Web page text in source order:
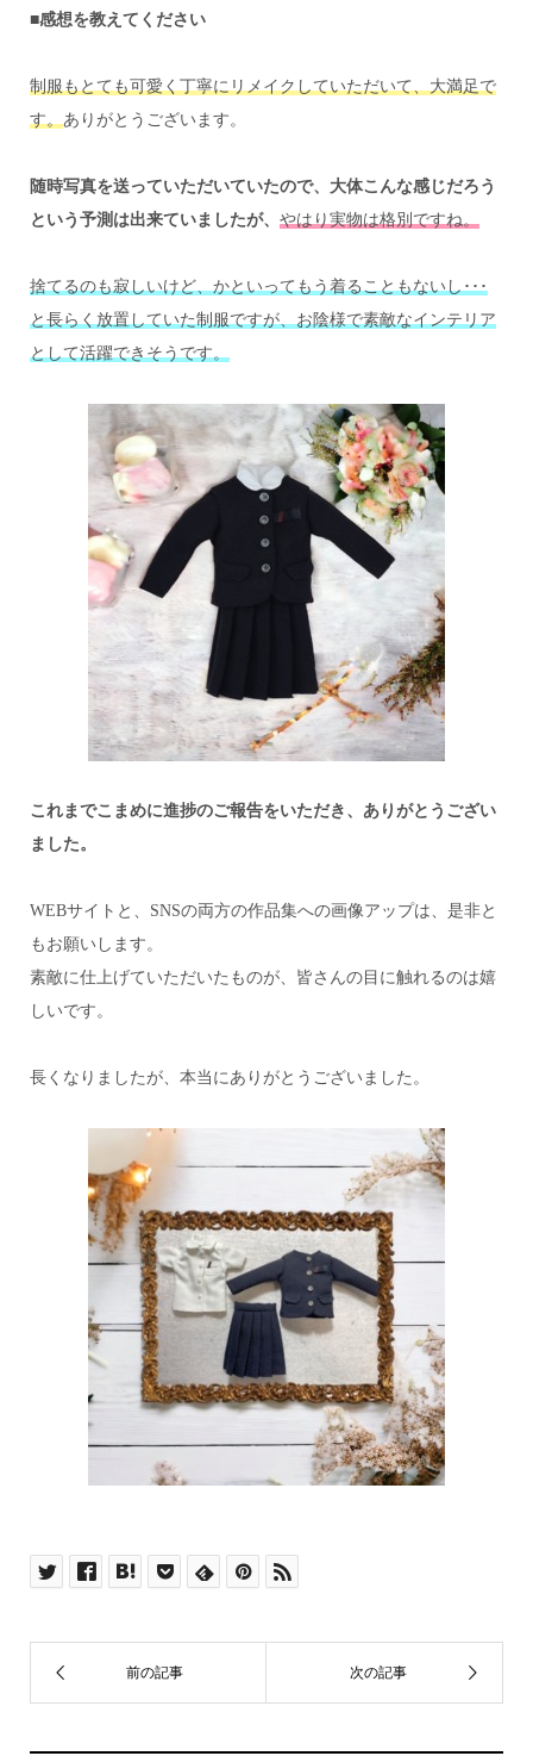
■感想を教えてください
制服もとても可愛く丁寧にリメイクしていただいて、大満足で
す。ありがとうございます。
随時写真を送っていただいていたので、 大体こんな感じだろう
という予測は出来ていましたが、 やはり実物は格別ですね。
捨てるのも寂しいけど、かといってもう着ることもないし･･･
と長らく放置していた制服ですが、お陰様で素敵なインテリア
として活躍できそうです。
これまでこまめに進捗のご報告をいただき、 ありがとうござい
ました。
WEBサイトと、SNSの両方の作品集への画像アップは、 是非と
もお願いします。
素敵に仕上げていただいたものが、 皆さんの目に触れるのは嬉
しいです。
長くなりましたが、本当にありがとうございました。
思い出アフレームは、お子さまの制服・園服・保育園
お子様の思い出を額に入れてインテリアにしてお届け